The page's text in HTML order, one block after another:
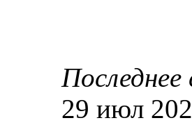
29 июл